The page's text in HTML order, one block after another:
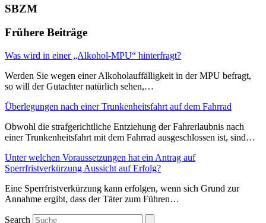
SBZM
Frühere Beiträge
Was wird in einer „Alkohol-MPU“ hinterfragt?
Werden Sie wegen einer Alkoholauffälligkeit in der MPU befragt,
so will der Gutachter natürlich sehen,…
Überlegungen nach einer Trunkenheitsfahrt auf dem Fahrrad
Obwohl die strafgerichtliche Entziehung der Fahrerlaubnis nach
einer Trunkenheitsfahrt mit dem Fahrrad ausgeschlossen ist, sind…
Unter welchen Voraussetzungen hat ein Antrag auf
Sperrfristverkürzung Aussicht auf Erfolg?
Eine Sperrfristverkürzung kann erfolgen, wenn sich Grund zur
Annahme ergibt, dass der Täter zum Führen…
Search